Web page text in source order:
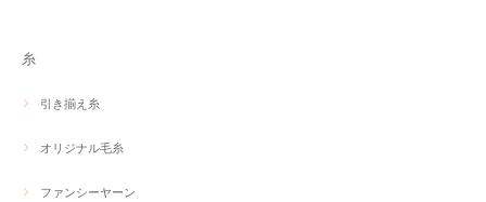
糸
引き揃え糸
オリジナル毛糸
ファンシーヤーン